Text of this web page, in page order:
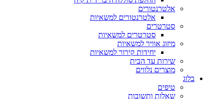
אלטרנטורים
אלטרנטורים למשאיות
סטרטרים
סטרטרים למשאיות
מיזוג אוויר למשאיות
יחידות קירור למשאיות
שירות עד הבית
מוצרים נלווים
בלוג
טיפים
שאלות ותשובות